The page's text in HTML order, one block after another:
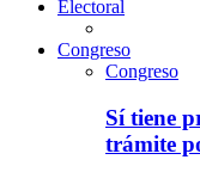
Electoral
Congreso
Congreso
Sí tiene
trámite